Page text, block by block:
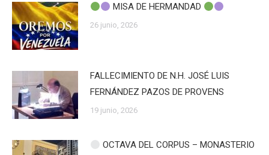
MISA DE HERMANDAD
26 junio, 2026
FALLECIMIENTO DE N.H. JOSÉ LUIS
FERNÁNDEZ PAZOS DE PROVENS
19 junio, 2026
OCTAVA DEL CORPUS – MONASTERIO